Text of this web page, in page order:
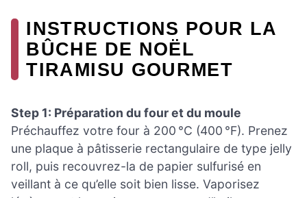
INSTRUCTIONS POUR LA
BÛCHE DE NOËL
TIRAMISU GOURMET
Step 1: Préparation du four et du moule
Préchauffez votre four à 200 °C (400 °F). Prenez
une plaque à pâtisserie rectangulaire de type jelly
roll, puis recouvrez-la de papier sulfurisé en
veillant à ce qu’elle soit bien lisse. Vaporisez